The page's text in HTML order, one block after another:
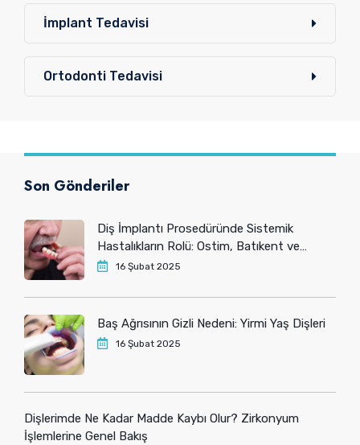
İmplant Tedavisi
Ortodonti Tedavisi
Son Gönderiler
Diş İmplantı Prosedüründe Sistemik
Hastalıkların Rolü: Ostim, Batıkent ve
Yenimahalle’deki Hastaların Bilmesi
16 Şubat 2025
Baş Ağrısının Gizli Nedeni: Yirmi Yaş Dişleri
16 Şubat 2025
Dişlerimde Ne Kadar Madde Kaybı Olur? Zirkonyum
İşlemlerine Genel Bakış